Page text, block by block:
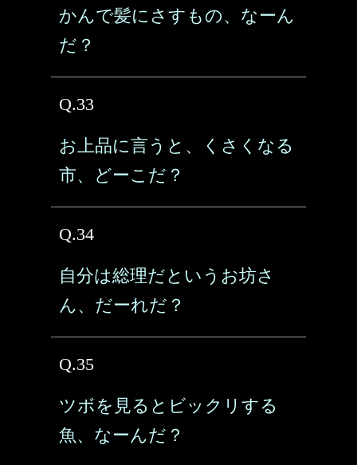
かんで髪にさすもの、なーん
だ？
Q.33
お上品に言うと、くさくなる
市、どーこだ？
Q.34
自分は総理だというお坊さ
ん、だーれだ？
Q.35
ツボを見るとビックリする
魚、なーんだ？